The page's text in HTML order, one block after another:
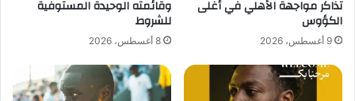
ل
ج
ا
تذاكر مواجهة الأهلي في أغلى
الكؤوس
9 أغسطس، 2026
وقائمته الوحيدة المستوفية
للشروط
8 أغسطس، 2026